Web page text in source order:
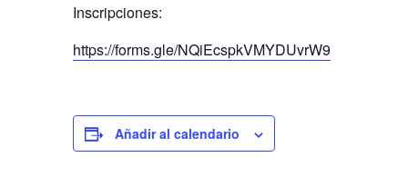
Inscripciones:
https://forms.gle/NQiEcspkVMYDUvrW9
Añadir al calendario